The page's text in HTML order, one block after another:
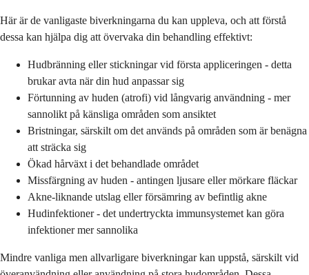
Här är de vanligaste biverkningarna du kan uppleva, och att förstå
dessa kan hjälpa dig att övervaka din behandling effektivt:
Hudbränning eller stickningar vid första appliceringen - detta
brukar avta när din hud anpassar sig
Förtunning av huden (atrofi) vid långvarig användning - mer
sannolikt på känsliga områden som ansiktet
Bristningar, särskilt om det används på områden som är benägna
att sträcka sig
Ökad hårväxt i det behandlade området
Missfärgning av huden - antingen ljusare eller mörkare fläckar
Akne-liknande utslag eller försämring av befintlig akne
Hudinfektioner - det undertryckta immunsystemet kan göra
infektioner mer sannolika
Mindre vanliga men allvarligare biverkningar kan uppstå, särskilt vid